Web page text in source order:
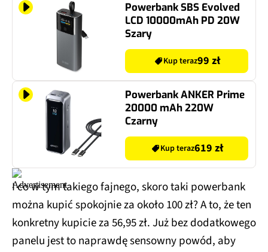
Powerbank SBS Evolved
LCD 10000mAh PD 20W
Szary
Kup teraz99 zł
Powerbank ANKER Prime
20000 mAh 220W
Czarny
Kup teraz619 zł
I co w tym takiego fajnego, skoro taki powerbank
można kupić spokojnie za około 100 zł? A to, że ten
konkretny kupicie za 56,95 zł. Już bez dodatkowego
panelu jest to naprawdę sensowny powód, aby